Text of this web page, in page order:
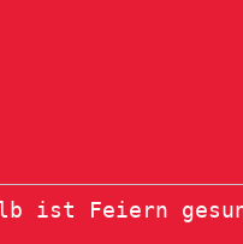
ist Feiern